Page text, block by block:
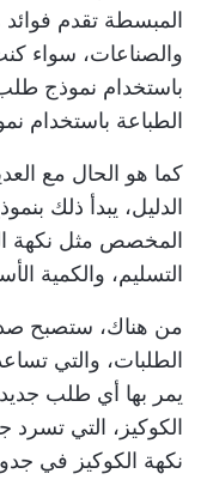
المبسطة تقدم
والصناعات، سواء
باستخدام نموذج
الطباعة باستخدام
كما هو الحال مع
الدليل، يبدأ ذلك
المخصص مثل نكهة
التسليم، والكمية
من هناك، ستصبح
الطلبات، والتي
يمر بها أي طلب
الكوكيز، التي تسرد
نكهة الكوكيز في